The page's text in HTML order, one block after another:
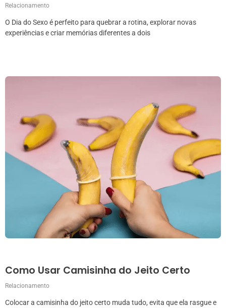
Relacionamento
O Dia do Sexo é perfeito para quebrar a rotina, explorar novas
experiências e criar memórias diferentes a dois
Como Usar Camisinha do Jeito Certo
Relacionamento
Colocar a camisinha do jeito certo muda tudo, evita que ela rasgue e